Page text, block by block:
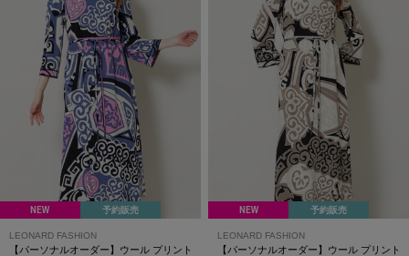
NEW 予約販売
LEONARD FASHION
【パーソナルオーダー】ウール プリント
NEW 予約販売
LEONARD FASHION
【パーソナルオーダー】ウール プリント